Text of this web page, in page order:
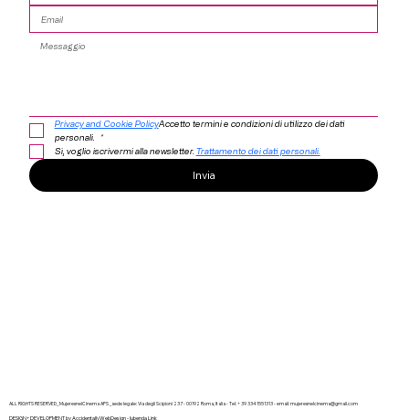
Privacy and Cookie PolicyAccetto termini e condizioni di utilizzo dei dati
personali.
*
Sì, voglio iscrivermi alla newsletter. Trattamento dei dati personali.
Invia
ALL RIGHTS RESERVED_ MujeresnelCinema APS _ sede legale: Via degli Scipioni 237 - 00192 Roma, Italia - Tel: + 39 334 1551313 -email:mujeresnelcinema@gmail.com
DESIGN+DEVELOPMENT by AccidentallyWebDesign- Iubenda Link